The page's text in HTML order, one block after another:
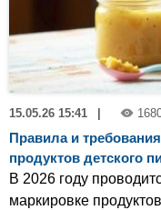
15.05.26 15:41
Правила и
продуктов детского
В 2026 году
маркировке